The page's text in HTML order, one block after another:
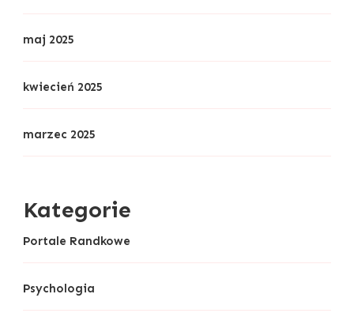
maj 2025
kwiecień 2025
marzec 2025
Kategorie
Portale Randkowe
Psychologia